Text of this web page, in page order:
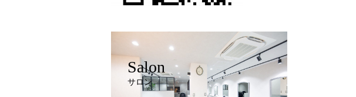
Salon
サロン